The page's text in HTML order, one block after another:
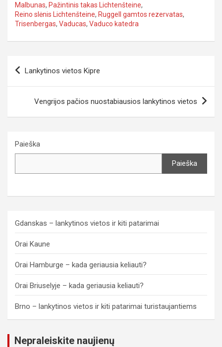
Malbunas, Pažintinis takas Lichtenšteine,
Reino slėnis Lichtenšteine, Ruggell gamtos rezervatas,
Trisenbergas, Vaducas, Vaduco katedra
Navigacija
Lankytinos vietos Kipre
Vengrijos pačios nuostabiausios lankytinos vietos
Paieška
Paieška
Gdanskas – lankytinos vietos ir kiti patarimai
Orai Kaune
Orai Hamburge – kada geriausia keliauti?
Orai Briuselyje – kada geriausia keliauti?
Brno – lankytinos vietos ir kiti patarimai turistaujantiems
Nepraleiskite naujienų